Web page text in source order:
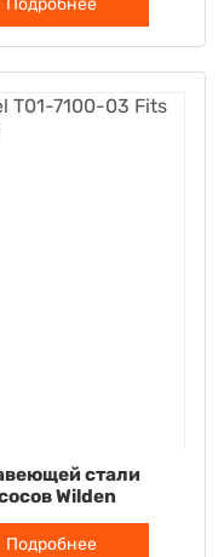
стали
Wilden
Подробнее